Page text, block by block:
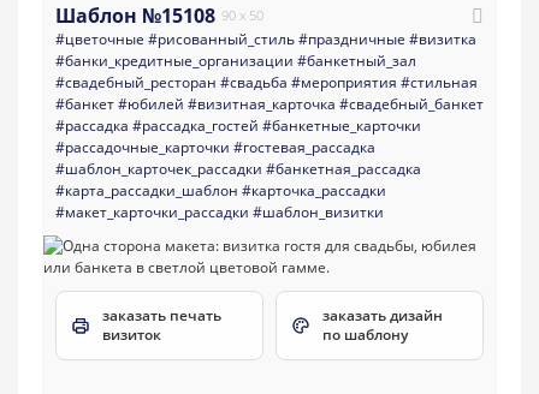
Шаблон №15108 90 x 50
#цветочные #рисованный_стиль#праздничные #визитка
#банки_кредитные_организации #банкетный_зал
#свадебный_ресторан #свадьба #мероприятия #стильная
#банкет#юбилей #визитная_карточка #свадебный_банкет
#рассадка #рассадка_гостей #банкетные_карточки
#рассадочные_карточки #гостевая_рассадка
#шаблон_карточек_рассадки #банкетная_рассадка
#карта_рассадки_шаблон #карточка_рассадки
#макет_карточки_рассадки #шаблон_визитки
заказать печать
визиток
заказать дизайн
по шаблону